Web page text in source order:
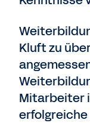
Kluft zu
Mitarbeiter
erfolgreiche